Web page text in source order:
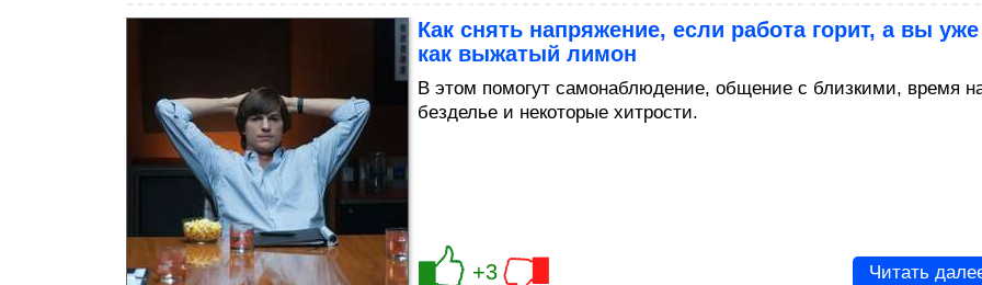
Как снять напряжение, если работа горит, а вы уже
как выжатый лимон
В этом помогут самонаблюдение, общение с близкими, время
безделье и некоторые хитрости.
+3 Читать